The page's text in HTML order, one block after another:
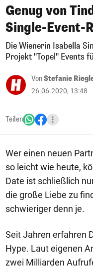
Genug von
Single-Event-
Die Wienerin Isabella
Projekt "Topel" Events
VonStefanie
26.06.2020, 13:48
Teilen
Wer einen neuen
so leicht wie heute,
Date ist schließlich
die große Liebe zu
schwieriger denn je.
Seit Jahren erfahren
Hype. Laut eigenen
zwei Milliarden